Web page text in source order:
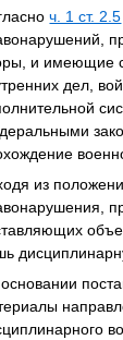
ч. 1 ст. 2.5
и имеющие
дел,
из